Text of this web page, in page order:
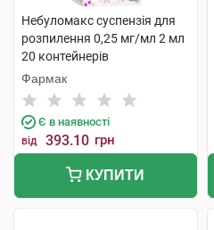
Небуломакс суспензія для
розпилення 0,25 мг/мл 2 мл
20 контейнерів
Фармак
Є в наявності
від 393.10 грн
КУПИТИ